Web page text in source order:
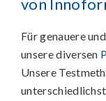
von
Für genauere
unsere diversen
Unsere